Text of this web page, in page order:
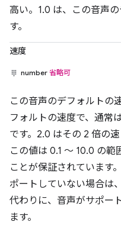
高い。1.0 は、この音声
す。
速度
number 省略可
この音声のデフォルトの
フォルトの速度で、通常
です。2.0 はその 2 倍の
この値は 0.1 ～ 10.0 の
ことが保証されています
ポートしていない場合は
代わりに、音声がサポー
ます。